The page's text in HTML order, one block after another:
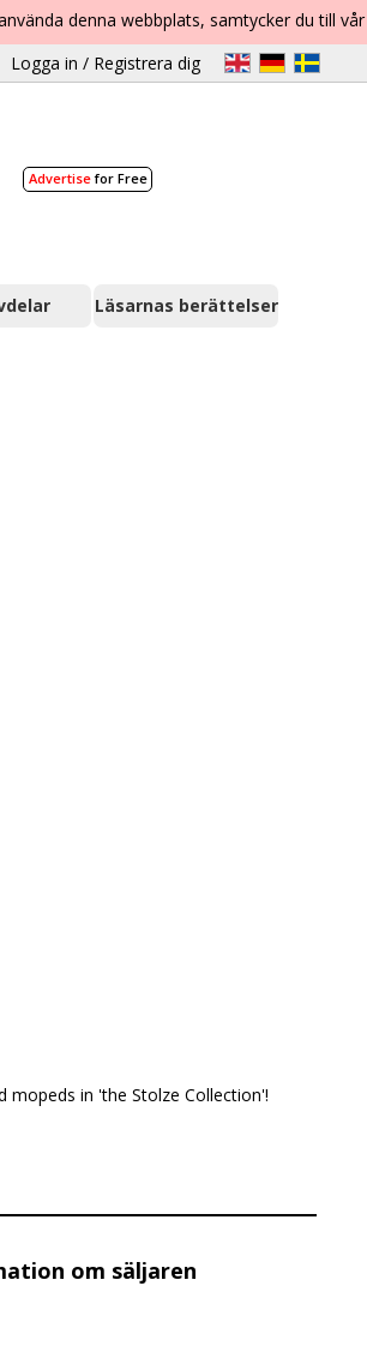
denna webbplats, samtycker du till vår
Logga in / Registrera dig
Advertisefor Free
Läsarnas berättelser
mopeds in 'the Stolze Collection'!
om säljaren